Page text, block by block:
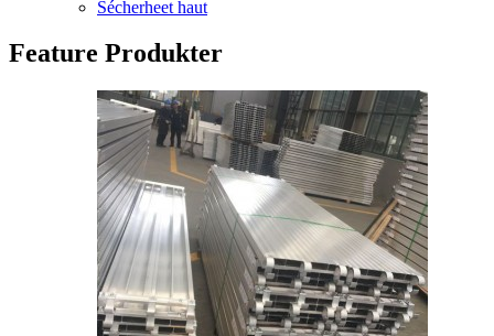
Sécherheet haut
Feature Produkter